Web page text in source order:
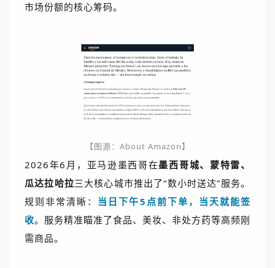
市场份额的核心筹码。
【图源：About Amazon】
2026年6月，亚马逊墨西哥在墨西哥城、蒙特雷、
瓜达拉哈拉三大核心城市推出了“数小时送达”服务。
规则非常清晰： 当日下午5点前下单，当天就能签
收。服务精准瞄准了食品、美妆、非处方药等高频刚
需商品。